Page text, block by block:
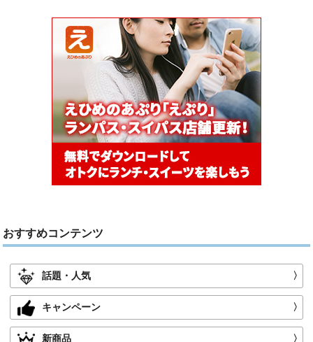
おすすめコンテンツ
話題・人気 〉
キャンペーン 〉
新商品 〉